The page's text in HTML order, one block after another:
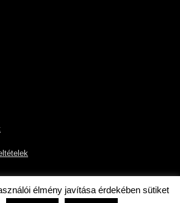
élmény javítása érdekében sütiket